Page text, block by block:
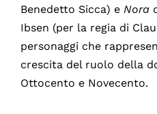
Benedetto Sicca) e Nora
Ibsen (per la regia di
personaggi che
crescita del ruolo della
Ottocento e Novecento.